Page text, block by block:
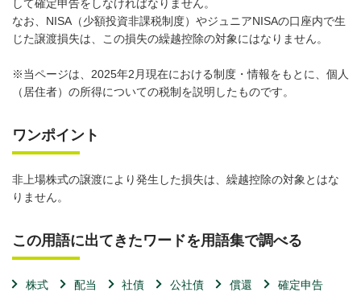
して確定申告をしなければなりません。
なお、NISA（少額投資非課税制度）やジュニアNISAの口座内で生
じた譲渡損失は、この損失の繰越控除の対象にはなりません。
※当ページは、2025年2月現在における制度・情報をもとに、個人
（居住者）の所得についての税制を説明したものです。
ワンポイント
非上場株式の譲渡により発生した損失は、繰越控除の対象とはな
りません。
この用語に出てきたワードを用語集で調べる
株式 配当 社債 公社債 償還
確定申告